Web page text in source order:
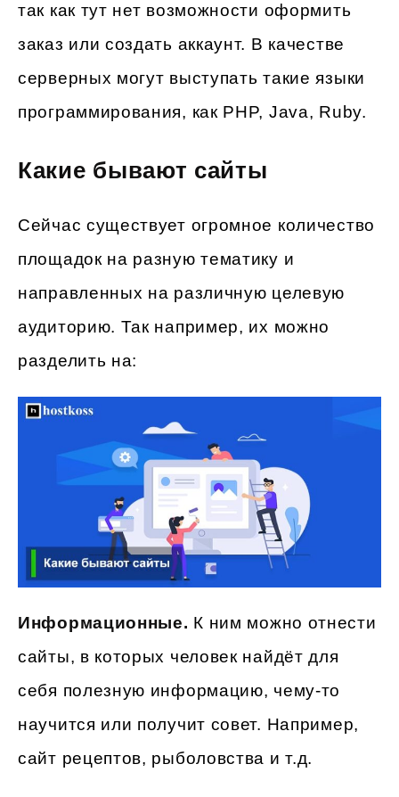
так как тут нет возможности оформить
заказ или создать аккаунт. В качестве
серверных могут выступать такие языки
программирования, как PHP, Java, Ruby.
Какие бывают сайты
Сейчас существует огромное количество
площадок на разную тематику и
направленных на различную целевую
аудиторию. Так например, их можно
разделить на:
Информационные. К ним можно отнести
сайты, в которых человек найдёт для
себя полезную информацию, чему-то
научится или получит совет. Например,
сайт рецептов, рыболовства и т.д.